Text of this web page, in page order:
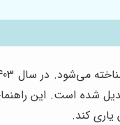
شده است. این
یاری کند.